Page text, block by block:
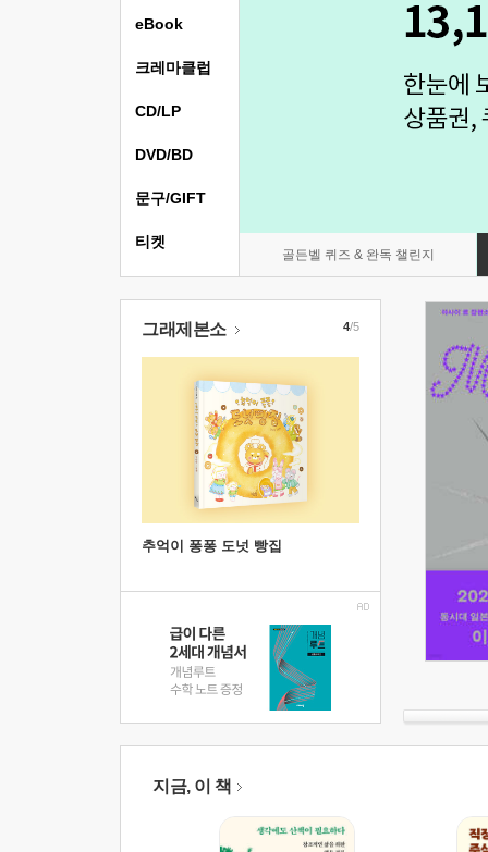
골든벨 퀴즈 & 완독 챌린지
eBook
크레마클럽
CD/LP
DVD/BD
문구/GIFT
티켓
그래제본소
추억이 퐁퐁 도넛 빵집
4/5
지금, 이 책